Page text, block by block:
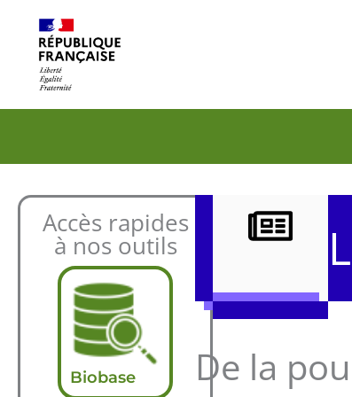
contenu
Accès rapides
à nos outils
Biobase De la